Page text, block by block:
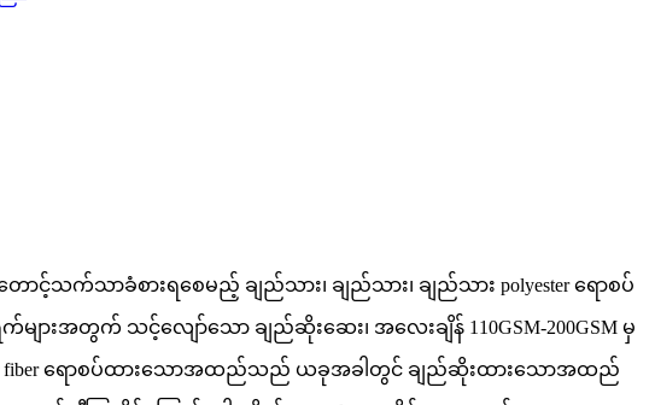
ာခံစားရစေမည့် ချည်သား၊ ချည်သား၊ ချည်သား polyester ရောစပ်
ျားအတွက် သင့်လျော်သော ချည်ဆိုးဆေး၊ အလေးချိန် 110GSM-200GSM မှ
fiber ရောစပ်ထားသောအထည်သည် ယခုအခါတွင် ချည်ဆိုးထားသောအထည်